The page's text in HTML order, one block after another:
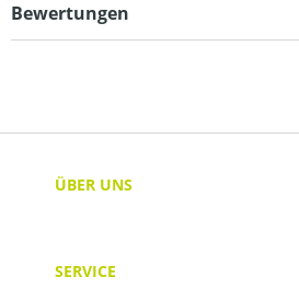
Bewertungen
ÜBER UNS
SERVICE